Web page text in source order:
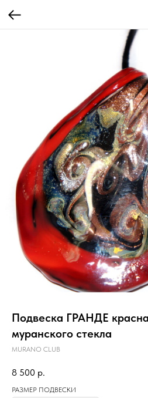
Подвеска ГРАНДЕ
муранского стекла
MURANO CLUB
8 500 р.
РАЗМЕР ПОДВЕСКИ